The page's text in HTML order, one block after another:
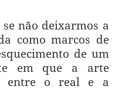
não deixarmos a
como marcos de
de um
em que a arte
entre o real e a